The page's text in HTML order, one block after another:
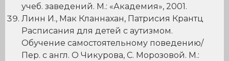
учеб. заведений. М.: «Академия», 2001.
Линн И., Мак Кланнахан, Патрисия Крантц
Расписания для детей с аутизмом.
Обучение самостоятельному поведению/
Пер. с англ. О Чикурова, С. Морозовой. М.: